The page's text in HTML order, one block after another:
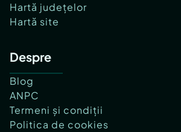
Hartă județelor
Hartă site
Despre
Blog
ANPC
Termeni și condiții
Politica de cookies